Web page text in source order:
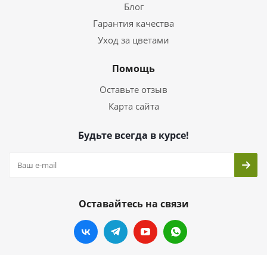
Блог
Гарантия качества
Уход за цветами
Помощь
Оставьте отзыв
Карта сайта
Будьте всегда в курсе!
Оставайтесь на связи